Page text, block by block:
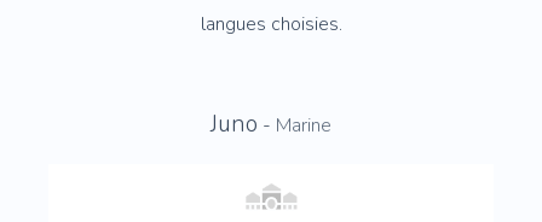
langues choisies.
Juno - Marine